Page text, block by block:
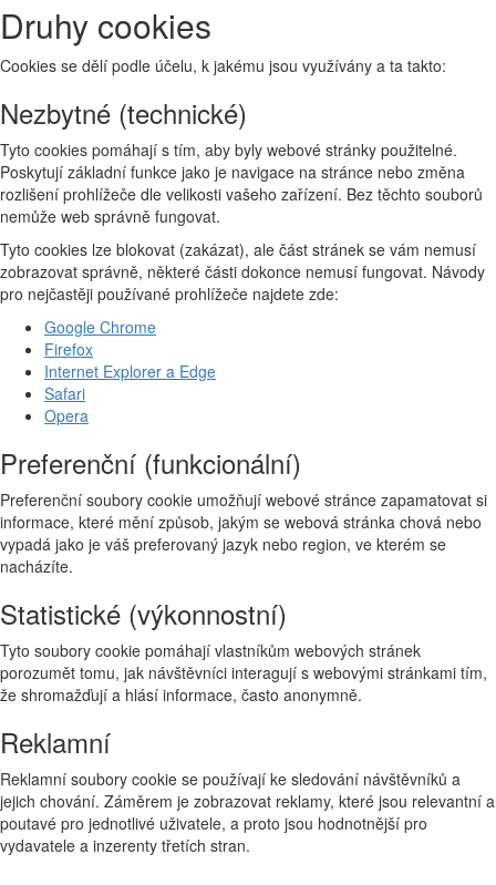
Druhy cookies
Cookies se dělí podle účelu, k jakému jsou využívány a ta takto:
Nezbytné (technické)
Tyto cookies pomáhají s tím, aby byly webové stránky použitelné.
Poskytují základní funkce jako je navigace na stránce nebo změna
rozlišení prohlížeče dle velikosti vašeho zařízení. Bez těchto souborů
nemůže web správně fungovat.
Tyto cookies lze blokovat (zakázat), ale část stránek se vám nemusí
zobrazovat správně, některé části dokonce nemusí fungovat. Návody
pro nejčastěji používané prohlížeče najdete zde:
Google Chrome
Firefox
Internet Explorer a Edge
Safari
Opera
Preferenční (funkcionální)
Preferenční soubory cookie umožňují webové stránce zapamatovat si
informace, které mění způsob, jakým se webová stránka chová nebo
vypadá jako je váš preferovaný jazyk nebo region, ve kterém se
nacházíte.
Statistické (výkonnostní)
Tyto soubory cookie pomáhají vlastníkům webových stránek
porozumět tomu, jak návštěvníci interagují s webovými stránkami tím,
že shromažďují a hlásí informace, často anonymně.
Reklamní
Reklamní soubory cookie se používají ke sledování návštěvníků a
jejich chování. Záměrem je zobrazovat reklamy, které jsou relevantní a
poutavé pro jednotlivé uživatele, a proto jsou hodnotnější pro
vydavatele a inzerenty třetích stran.